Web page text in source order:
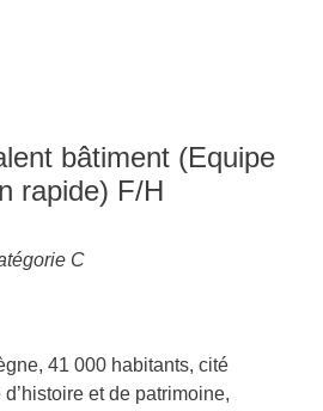
bâtiment (Equipe
rapide) F/H
C
41 000 habitants, cité
et de patrimoine,